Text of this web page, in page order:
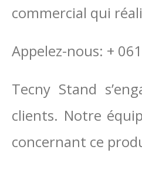
commercial qui
Appelez-nous: +
Tecny Stand
clients. Notre
concernant ce